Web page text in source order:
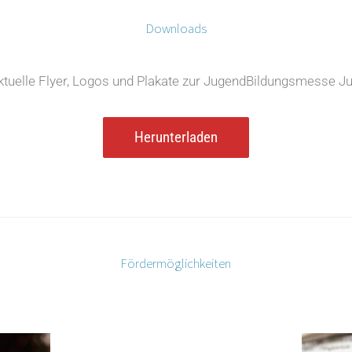
Downloads
Flyer, Logos und Plakate zur JugendBildungsmesse
Herunterladen
Fördermöglichkeiten